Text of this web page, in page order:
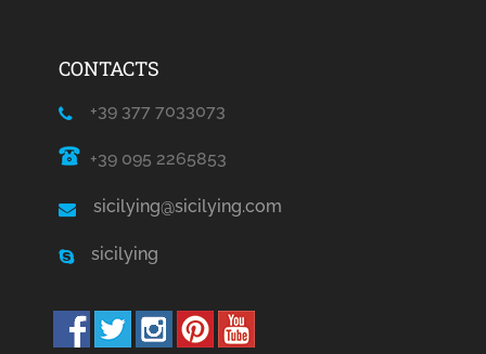
CONTACTS
+39 377 7033073
+39 095 2265853
sicilying@sicilying.com
sicilying